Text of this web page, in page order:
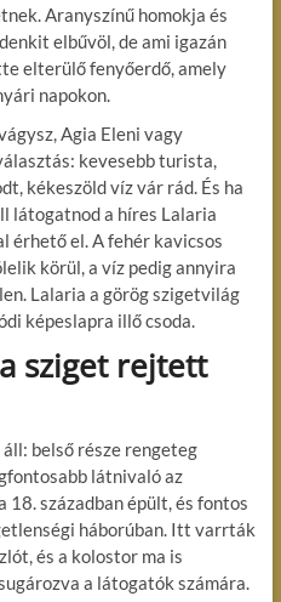
Aranyszínű homokja és
elbűvöl, de ami igazán
elterülő fenyőerdő, amely
napokon.
Agia Eleni vagy
kevesebb turista,
kékeszöld víz vár rád. És ha
látogatnod a híres Lalaria
érhető el. A fehér kavicsos
körül, a víz pedig annyira
Lalaria a görög szigetvilág
képeslapra illő csoda.
sziget rejtett
belső része rengeteg
látnivaló az
században épült, és fontos
háborúban. Itt varrták
és a kolostor ma is
a látogatók számára.